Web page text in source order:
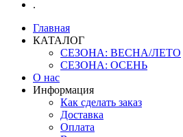
.
Главная
КАТАЛОГ
СЕЗОНА: ВЕСНА/ЛЕТО
СЕЗОНА: ОСЕНЬ
О нас
Информация
Как сделать заказ
Доставка
Оплата